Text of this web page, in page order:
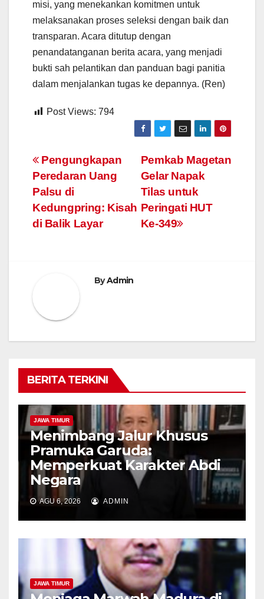
misi, yang menekankan komitmen untuk
melaksanakan proses seleksi dengan baik dan
transparan. Acara ditutup dengan
penandatanganan berita acara, yang menjadi
bukti sah pelantikan dan panduan bagi panitia
dalam menjalankan tugas ke depannya. (Ren)
Post Views: 794
Navigasi
pos
Pemkab Magetan
Gelar Napak
Tilas untuk
Peringati HUT
Ke-349
Pengungkapan
Peredaran Uang
Palsu di
Kedungpring: Kisah
di Balik Layar
ByAdmin
BERITA TERKINI
JAWA TIMUR
Menimbang Jalur Khusus
Pramuka Garuda:
Memperkuat Karakter Abdi
Negara
AGU 6, 2026 ADMIN
JAWA TIMUR